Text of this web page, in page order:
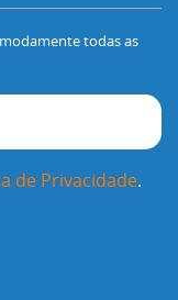
todas as
de Privacidade.